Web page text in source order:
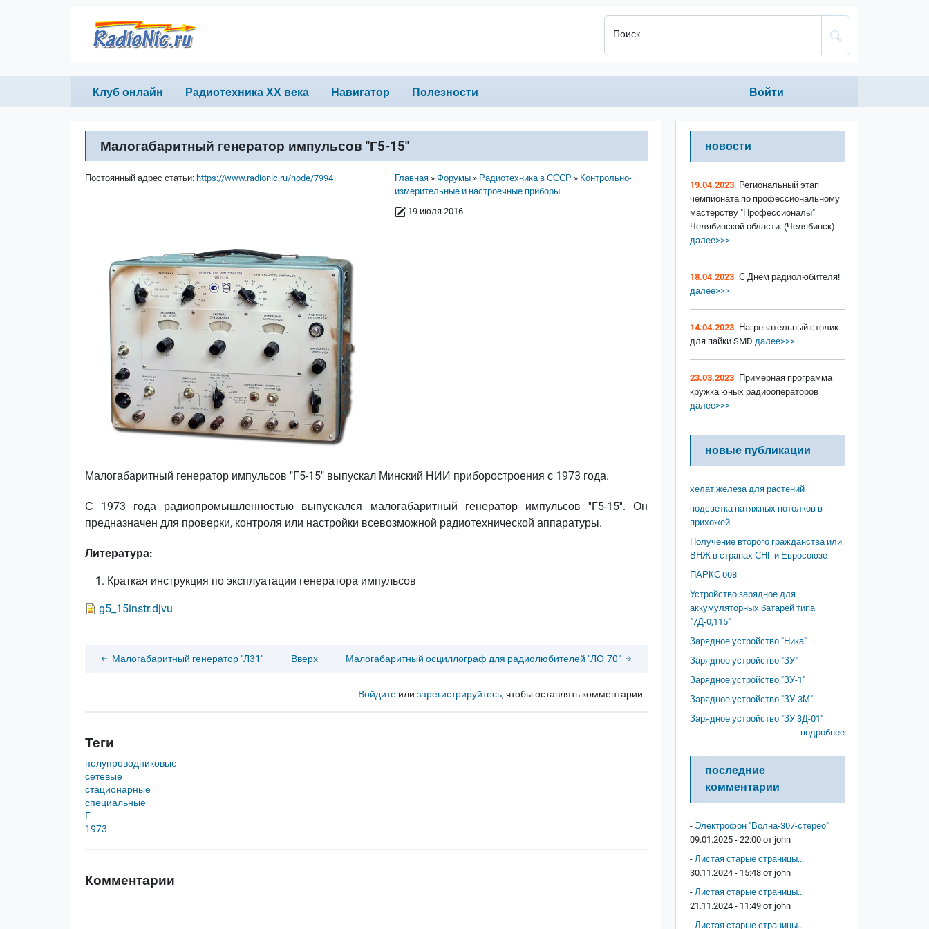
Поиск
Primary links
Клуб онлайн Радиотехника ХХ века Навигатор Полезности
Anonumous menu
Войти
Малогабаритный генератор импульсов "Г5-15"
Строка навигации
Главная Форумы Радиотехника в СССР
Контрольно-
измерительные и настроечные приборы
19 июля 2016
Постоянный адрес статьи: https://www.radionic.ru/node/7994
Малогабаритный генератор импульсов "Г5-15" выпускал Минский НИИ приборостроения с 1973 года.
С 1973 года радиопромышленностью выпускался малогабаритный генератор импульсов ''Г5-15''. Он
предназначен для проверки, контроля или настройки всевозможной радиотехнической аппаратуры.
Литература:
Краткая инструкция по эксплуатации генератора импульсов
g5_15instr.djvu
Малогабаритный генератор "Л31" Вверх Малогабаритный осциллограф для радиолюбителей "ЛО-70"
Войдитеили зарегистрируйтесь, чтобы оставлять комментарии
Теги
полупроводниковые
сетевые
стационарные
специальные
Г
1973
Комментарии
новости
19.04.2023 Региональный этап
чемпионата по профессиональному
мастерству "Профессионалы"
Челябинской области. (Челябинск)
далее>>>
18.04.2023 С Днём радиолюбителя!
далее>>>
14.04.2023 Нагревательный столик
для пайки SMD далее>>>
23.03.2023 Примерная программа
кружка юных радиооператоров
далее>>>
новые публикации
хелат железа для растений
подсветка натяжных потолков в
прихожей
Получение второго гражданства или
ВНЖ в странах СНГ и Евросоюзе
ПАРКС 008
Устройство зарядное для
аккумуляторных батарей типа
"7Д-0,115"
Зарядное устройство "Ника"
Зарядное устройство "ЗУ"
Зарядное устройство "ЗУ-1"
Зарядное устройство "ЗУ-3М"
Зарядное устройство "ЗУ 3Д-01"
подробнее
последние
комментарии
- Электрофон "Волна-307-стерео"
09.01.2025 - 22:00 от john
- Листая старые страницы...
30.11.2024 - 15:48 от john
- Листая старые страницы...
21.11.2024 - 11:49 от john
- Листая старые страницы...